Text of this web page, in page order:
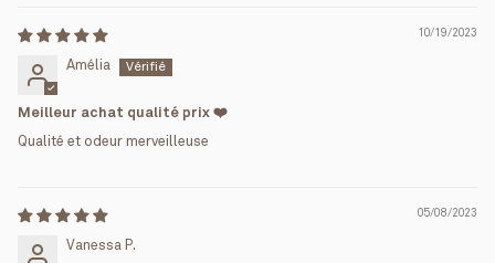
10/19/2023
Amélia
Meilleur achat qualité prix ❤️
Qualité et odeur merveilleuse
05/08/2023
Vanessa P.